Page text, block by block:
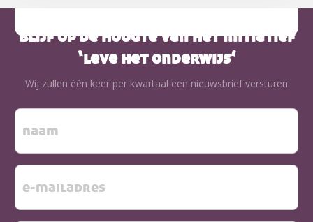
blijf op de hoogte van het initiatief
‘leve het onderwijs’
Wij zullen één keer per kwartaal een nieuwsbrief versturen